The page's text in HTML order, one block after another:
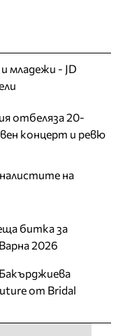
младежи - JD
отбеляза 20-
концерт и ревю
на
битка за
2026
от Bridal